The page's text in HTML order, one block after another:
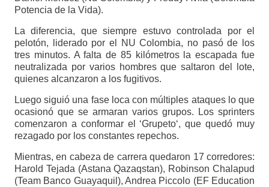
Potencia de la Vida).
La diferencia, que siempre estuvo controlada por el
pelotón, liderado por el NU Colombia, no pasó de los
tres minutos. A falta de 85 kilómetros la escapada fue
neutralizada por varios hombres que saltaron del lote,
quienes alcanzaron a los fugitivos.
Luego siguió una fase loca con múltiples ataques lo que
ocasionó que se armaran varios grupos. Los sprinters
comenzaron a conformar el ‘Grupeto‘, que quedó muy
rezagado por los constantes repechos.
Mientras, en cabeza de carrera quedaron 17 corredores:
Harold Tejada (Astana Qazaqstan), Robinson Chalapud
(Team Banco Guayaquil), Andrea Piccolo (EF Education